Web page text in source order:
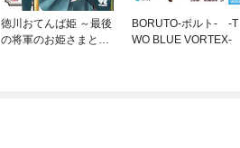
徳川おてんば姫 ～最後
の将軍のお姫さまとの
BORUTO-ボルト- -T
WO BLUE VORTEX-